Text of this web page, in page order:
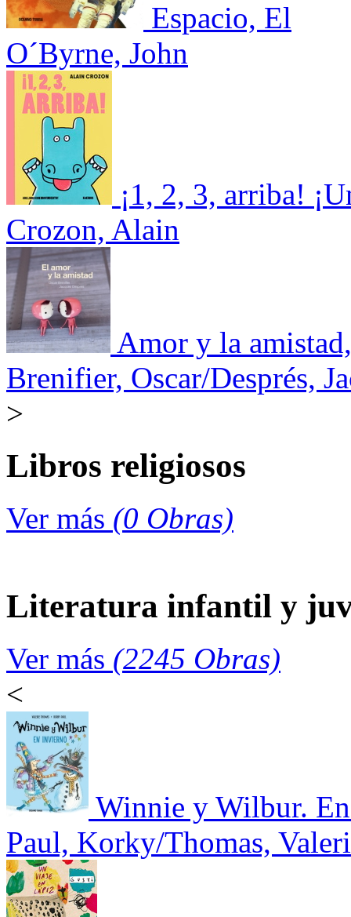
Espacio, El
O´Byrne, John
¡1, 2, 3, arriba!
Crozon, Alain
Amor y la amistad,
Brenifier, Oscar/Després,
>
Libros religiosos
Ver más (0 Obras)
Literatura infantil y
Ver más (2245 Obras)
<
Winnie y Wilbur.
Paul, Korky/Thomas,